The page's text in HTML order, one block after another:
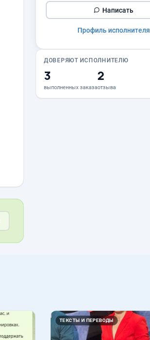
Написать
Профиль исполнителя
ДОВЕРЯЮТ ИСПОЛНИТЕЛЮ
3
выполненных заказа
2
отзыва
ТЕКСТЫ И ПЕРЕВОДЫ